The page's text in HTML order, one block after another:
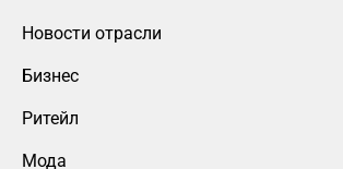
Новости отрасли
Бизнес
Ритейл
Мода